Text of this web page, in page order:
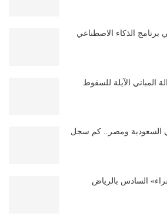
الذكاء الاصطناعي
المباني الآيلة للسقوط
السعودية ومصر.. كم سجل
السادس بالرياض